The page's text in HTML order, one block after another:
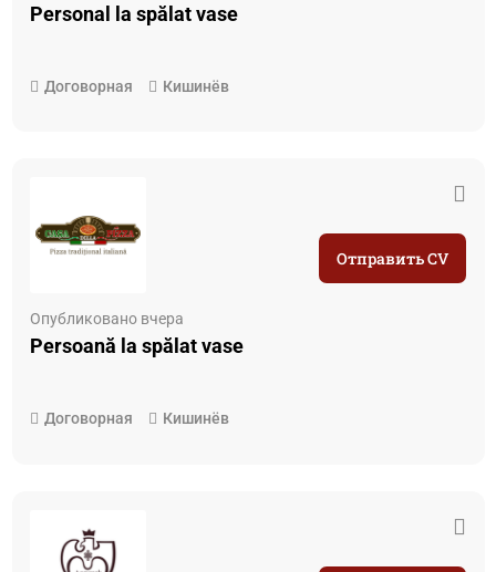
Personal la spălat vase
Договорная Кишинёв
Опубликовано вчера
Persoană la spălat vase
Договорная Кишинёв
Отправить CV